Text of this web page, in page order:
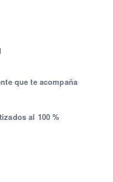
que te acompaña
al 100 %